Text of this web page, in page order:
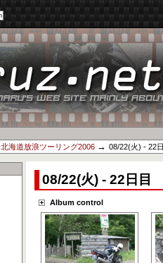
北海道放浪ツーリング2006 → 08/22(火) - 22
08/22(火) - 22日目
Album control